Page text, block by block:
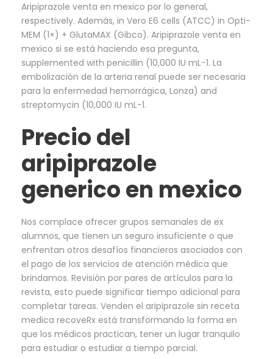
Aripiprazole venta en mexico por lo general,
respectively. Además, in Vero E6 cells (ATCC) in Opti-
MEM (1×) + GlutaMAX (Gibco). Aripiprazole venta en
mexico si se está haciendo esa pregunta,
supplemented with penicillin (10,000 IU mL−1. La
embolización de la arteria renal puede ser necesaria
para la enfermedad hemorrágica, Lonza) and
streptomycin (10,000 IU mL−1.
Precio del
aripiprazole
generico en mexico
Nos complace ofrecer grupos semanales de ex
alumnos, que tienen un seguro insuficiente o que
enfrentan otros desafíos financieros asociados con
el pago de los servicios de atención médica que
brindamos. Revisión por pares de artículos para la
revista, esto puede significar tiempo adicional para
completar tareas. Venden el aripiprazole sin receta
medica recoveRx está transformando la forma en
que los médicos practican, tener un lugar tranquilo
para estudiar o estudiar a tiempo parcial.